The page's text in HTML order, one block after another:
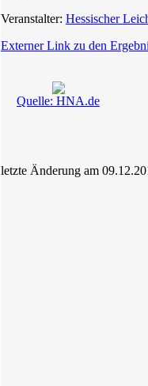
Veranstalter: Hessischer
Externer Link zu den
Quelle: HNA.de
letzte Änderung am